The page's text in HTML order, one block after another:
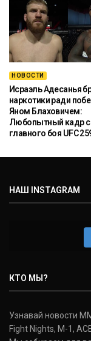
НОВОСТИ
Исраэль Адесанья
наркотики ради
Яном Блаховичем:
Любопытный кадр с
главного боя UFC
НАШ INSTAGRAM
КТО МЫ?
Узнавай новости
Fight Nights, M-1,